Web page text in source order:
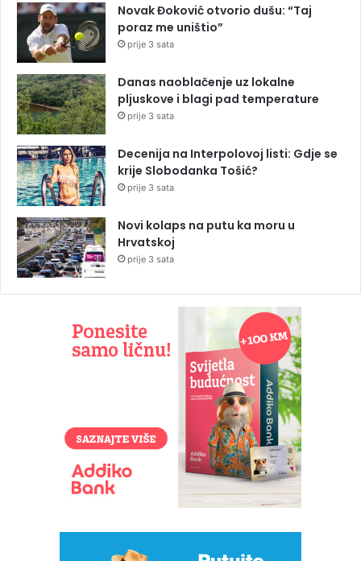
Novak Đoković otvorio dušu: “Taj
poraz me uništio”
prije 3 sata
Danas naoblačenje uz lokalne
pljuskove i blagi pad temperature
prije 3 sata
Decenija na Interpolovoj listi: Gdje se
krije Slobodanka Tošić?
prije 3 sata
Novi kolaps na putu ka moru u
Hrvatskoj
prije 3 sata